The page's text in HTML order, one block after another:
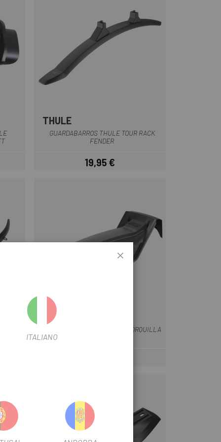
THULE
GUARDABARROS THULE TOUR RACK
FENDER
Precio
19,95 €
ROCK SHOX
GUARDABARROS ROCKSHOX HORQUILLA
ITALIANO